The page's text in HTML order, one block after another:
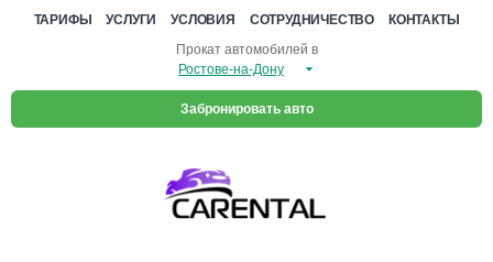
ТАРИФЫ УСЛУГИ УСЛОВИЯ СОТРУДНИЧЕСТВО
КОНТАКТЫ
Прокат автомобилей в
Забронировать авто